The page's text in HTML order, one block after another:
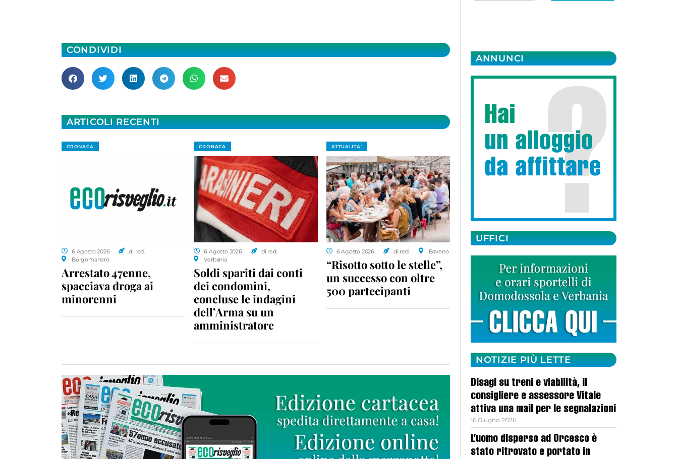
CONDIVIDI
ARTICOLI RECENTI
CRONACA
6 Agosto 2026
di red.
Borgomanero
Arrestato 47enne,
spacciava droga ai
minorenni
CRONACA
6 Agosto 2026
di red.
Verbania
Soldi spariti dai conti
dei condomini,
concluse le indagini
dell’Arma su un
amministratore
ATTUALITA'
6 Agosto 2026 di red. Baveno
“Risotto sotto le stelle”,
un successo con oltre
500 partecipanti
ANNUNCI
UFFICI
NOTIZIE PIÙ LETTE
Disagi su treni e viabilità, il
consigliere e assessore Vitale
attiva una mail per le segnalazioni
16 Giugno 2026
L’uomo disperso ad Orcesco è
stato ritrovato e portato in